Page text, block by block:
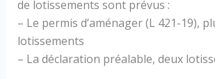
de lotissements sont prévus :
– Le permis d’aménager (L 421-19),
lotissements
– La déclaration préalable, deux